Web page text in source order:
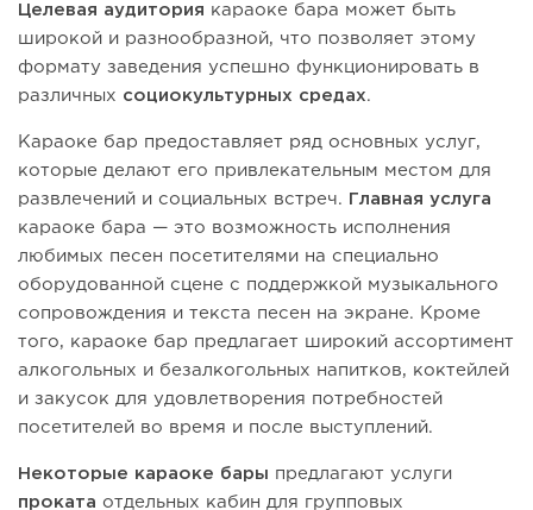
Целевая аудитория караоке бара может быть
широкой и разнообразной, что позволяет этому
формату заведения успешно функционировать в
различных социокультурных средах.
Караоке бар предоставляет ряд основных услуг,
которые делают его привлекательным местом для
развлечений и социальных встреч.
Главная услуга
караоке бара — это возможность исполнения
любимых песен посетителями на специально
оборудованной сцене с поддержкой музыкального
сопровождения и текста песен на экране. Кроме
того, караоке бар предлагает широкий ассортимент
алкогольных и безалкогольных напитков, коктейлей
и закусок для удовлетворения потребностей
посетителей во время и после выступлений.
Некоторые караоке бары предлагают услуги
проката отдельных кабин для групповых